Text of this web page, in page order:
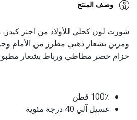
وصف المنتج
شورت لون كحلي للأولاد من اجنر
ومزين بشعار ذهبي مطرز من الأمام
حزام خصر مطاطي ورباط بشعار
100٪ قطن
غسيل آلي 40 درجة مئوية